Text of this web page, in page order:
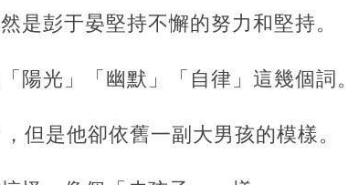
是彭于晏堅持不懈的努力和堅持。
陽光」「幽默」「自律」這幾個詞。
但是他卻依舊一副大男孩的模樣。